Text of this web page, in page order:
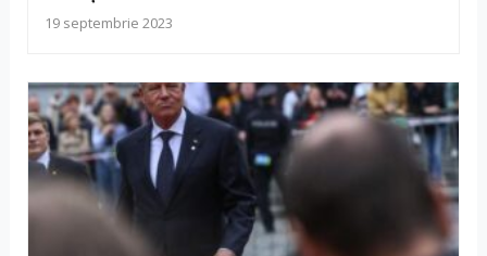
19 septembrie 2023